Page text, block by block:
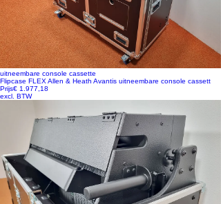
uitneembare console cassette
Flipcase FLEX Allen & Heath Avantis uitneembare console cassett
Prijs€ 1.977,18
excl. BTW